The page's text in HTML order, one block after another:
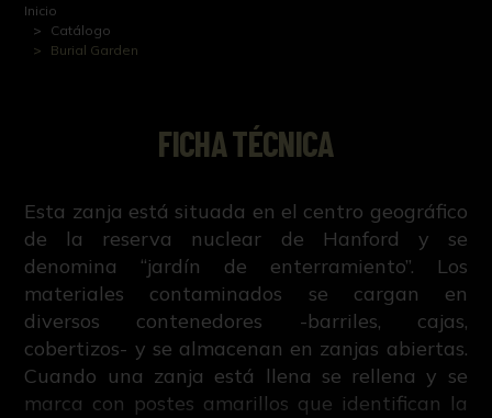
Inicio
Catálogo
Burial Garden
FICHA TÉCNICA
Esta zanja está situada en el centro geográfico
de la reserva nuclear de Hanford y se
denomina “jardín de enterramiento”. Los
materiales contaminados se cargan en
diversos contenedores -barriles, cajas,
cobertizos- y se almacenan en zanjas abiertas.
Cuando una zanja está llena se rellena y se
marca con postes amarillos que identifican la